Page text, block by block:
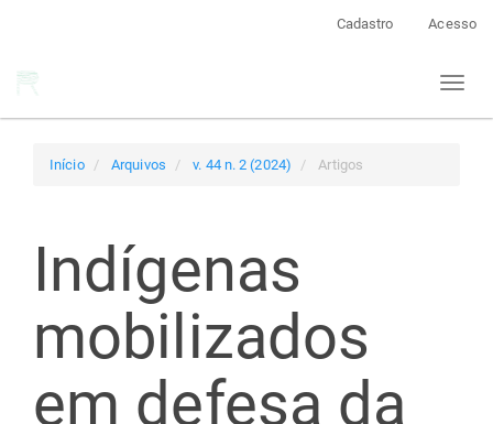
Cadastro Acesso
Toggle
Início Arquivos v. 44 n. 2 (2024) Artigos
Indígenas
mobilizados
em defesa da